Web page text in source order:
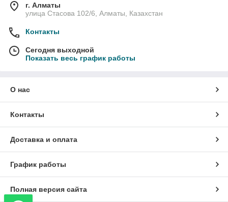
г. Алматы
улица Стасова 102/6, Алматы, Казахстан
Контакты
Сегодня выходной
Показать весь график работы
О нас
Контакты
Доставка и оплата
График работы
Полная версия сайта